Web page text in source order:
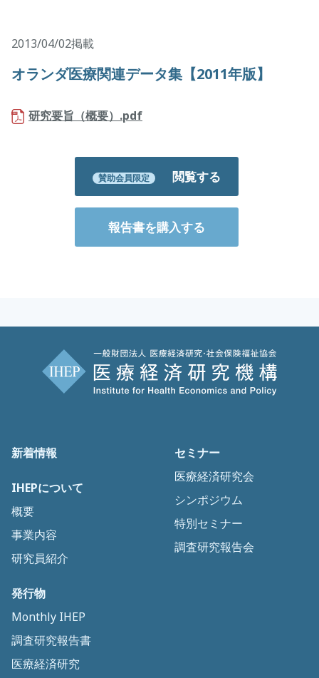
2013/04/02掲載
オランダ医療関連データ集【2011年版】
研究要旨（概要）.pdf
賛助会員限定 閲覧する
報告書を購入する
新着情報
IHEPについて
概要
事業内容
研究員紹介
セミナー
医療経済研究会
シンポジウム
特別セミナー
調査研究報告会
発行物
Monthly IHEP
調査研究報告書
医療経済研究